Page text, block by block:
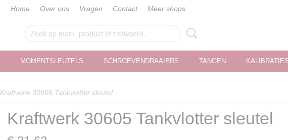
Home Over ons Vragen Contact Meer shops
MOMENTSLEUTELS SCHROEVENDRAAIERS TANGEN
Kraftwerk 30605 Tankvlotter sleutel
Kraftwerk 30605 Tankvlotter sleutel